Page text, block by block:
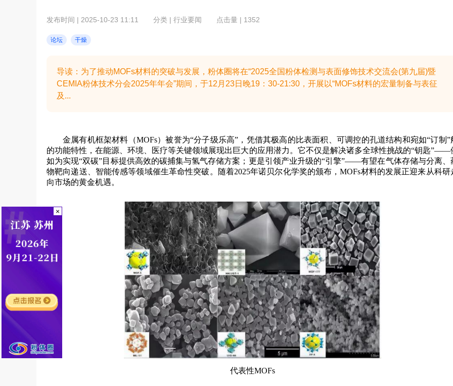
发布时间 | 2025-10-23 11:11 分类 | 行业要闻 点击量 | 1352
论坛 干燥
导读：为了推动MOFs材料的突破与发展，粉体圈将在“2025全国粉体检测与表面修饰技术交流会(第九届)暨
CEMIA粉体技术分会2025年年会”期间，于12月23日晚19：30-21:30，开展以“MOFs材料的宏量制备与表征
及...
金属有机框架材料（MOFs）被誉为“分子级乐高”，凭借其极高的比表面积、可调控的孔道结构和宛如“订制”
的功能特性，在能源、环境、医疗等关键领域展现出巨大的应用潜力。它不仅是解决诸多全球性挑战的“钥匙”——
如为实现“双碳”目标提供高效的碳捕集与氢气存储方案；更是引领产业升级的“引擎”——有望在气体存储与分离、
物靶向递送、智能传感等领域催生革命性突破。随着2025年诺贝尔化学奖的颁布，MOFs材料的发展正迎来从科研
向市场的黄金机遇。
代表性MOFs
×